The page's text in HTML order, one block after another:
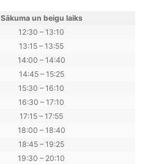
Sākuma un beigu laiks
12:30 – 13:10
13:15 – 13:55
14:00 – 14:40
14:45 – 15:25
15:30 – 16:10
16:30 – 17:10
17:15 – 17:55
18:00 – 18:40
18:45 – 19:25
19:30 – 20:10